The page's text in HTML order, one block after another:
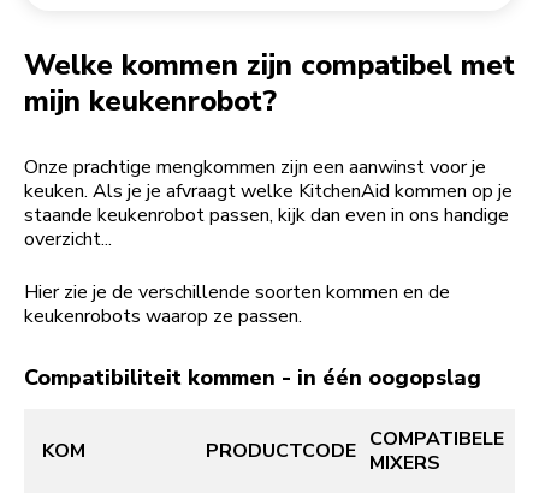
Welke kommen zijn compatibel met
mijn keukenrobot?
Onze prachtige mengkommen zijn een aanwinst voor je
keuken. Als je je afvraagt welke KitchenAid kommen op je
staande keukenrobot passen, kijk dan even in ons handige
overzicht...
Hier zie je de verschillende soorten kommen en de
keukenrobots waarop ze passen.
Compatibiliteit kommen - in één oogopslag
KOM PRODUCTCODE COMPATIBELE
MIXERS